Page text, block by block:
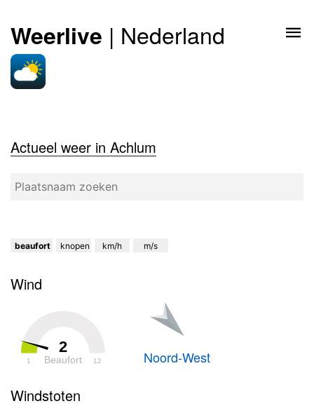
Weerlive | Nederland
Actueel weer in Achlum
beaufort knopen km/h m/s
Wind
2
Beaufort
1 12 Noord-West
Windstoten